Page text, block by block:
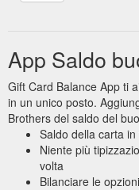
App Saldo
Gift Card Balance App ti
in un unico posto.
Brothers del saldo del
Saldo della carta
Niente più
volta
Bilanciare le